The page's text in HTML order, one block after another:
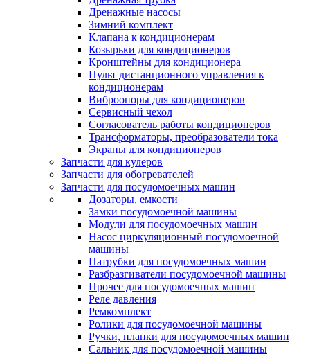
Дренажные насосы
Зимний комплект
Клапана к кондиционерам
Козырьки для кондиционеров
Кронштейны для кондиционера
Пульт дистанционного управления к
кондиционерам
Виброопоры для кондиционеров
Сервисный чехол
Согласователь работы кондиционеров
Трансформаторы, преобразователи тока
Экраны для кондиционеров
Запчасти для кулеров
Запчасти для обогревателей
Запчасти для посудомоечных машин
Дозаторы, емкости
Замки посудомоечной машины
Модули для посудомоечных машин
Насос циркуляционный посудомоечной
машины
Патрубки для посудомоечных машин
Разбразгиватели посудомоечной машины
Прочее для посудомоечных машин
Реле давления
Ремкомплект
Ролики для посудомоечной машины
Ручки, планки для посудомоечных машин
Сальник для посудомоечной машины